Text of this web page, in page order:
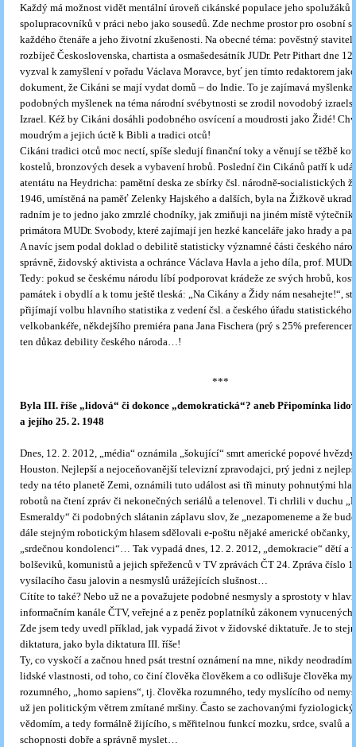
Každý má možnost vidět mentální úroveň cikánské populace jeho spolužáků
spolupracovníků v práci nebo jako sousedů. Zde nechme prostor pro osobní
každého čtenáře a jeho životní zkušenosti. Na obecné téma: pověstný
rozbíječ Československa, chartista a osmašedesátník JUDr. Petr Pithart dne
vyzval k zamyšlení v pořadu Václava Moravce, byť jen tímto redaktorem
dokument, že Cikáni se mají vydat domů – do Indie. To je zajímavá
podobných myšlenek na téma národní svébytnosti se zrodil novodobý
Izrael. Kéž by Cikáni dosáhli podobného osvícení a moudrosti jako Židé!
moudrým a jejich úctě k Bibli a tradici otců!
Cikáni tradici otců moc nectí, spíše sledují finanční toky a věnují se těžbě
kostelů, bronzových desek a vybavení hrobů. Poslední čin Cikánů patří k
atentátu na Heydricha: pamětní deska ze sbírky čsl. národně-socialistických
1946, umístěná na paměť Zelenky Hajského a dalších, byla na Žižkově
radním je to jedno jako zmrzlé chodníky, jak zmiňuji na jiném místě
primátora MUDr. Svobody, které zajímají jen hezké kanceláře jako hrady a
A navíc jsem podal doklad o debilitě statisticky významné části českého
správně, židovský aktivista a ochránce Václava Havla a jeho díla, prof.
Tedy: pokud se českému národu líbí podporovat krádeže ze svých hrobů,
památek i obydlí a k tomu ještě tleská: „Na Cikány a Židy nám nesahejte!“,
přijímají volbu hlavního statistika z vedení čsl. a českého úřadu
velkobankéře, někdejšího premiéra pana Jana Fischera (prý s 25%
ten důkaz debility českého národa…!
***
Byla III. říše „lidová“ či dokonce „demokratická“? aneb Připomínka
a jejího 25. 2. 1948
Dnes, 12. 2. 2012, „média“ oznámila „šokující“ smrt americké popové
Houston. Nejlepší a nejoceňovanější televizní zpravodajci, prý jedni z
tedy na této planetě Zemi, oznámili tuto událost asi tři minuty pohnutými
robotů na čtení zpráv či nekonečných seriálů a telenovel. Ti chrlili v duchu
Esmeraldy“ či podobných slátanin záplavu slov, že „nezapomeneme a že
dále stejným robotickým hlasem sdělovali e-poštu nějaké americké občanky,
„srdečnou kondolenci“… Tak vypadá dnes, 12. 2. 2012, „demokracie“ dětí a
bolševiků, komunistů a jejich spřeženců v TV zprávách ČT 24. Zpráva číslo
vysílacího času jalovin a nesmyslů urážejících slušnost…
Cítíte to také? Nebo už ne a považujete podobné nesmysly a sprostoty v
informačním kanále ČTV, veřejné a z peněz poplatníků zákonem
Zde jsem tedy uvedl příklad, jak vypadá život v židovské diktatuře. Je to
diktatura, jako byla diktatura III. říše!
Ty, co vyskočí a začnou hned psát trestní oznámení na mne, nikdy
lidské vlastnosti, od toho, co činí člověka člověkem a co odlišuje člověka
rozumného, „homo sapiens“, tj. člověka rozumného, tedy myslícího od
už jen politickým větrem zmítané mršiny. Často se zachovanými
vědomím, a tedy formálně žijícího, s měřitelnou funkcí mozku, srdce, svalů a
schopnosti dobře a správně myslet…